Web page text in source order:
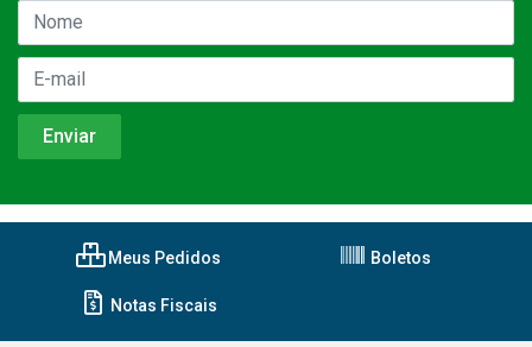
Meus Pedidos Boletos
Notas Fiscais